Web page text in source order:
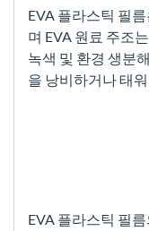
EVA 플라스틱 필
며 EVA 원료 주조
녹색 및 환경 생분
을 낭비하거나 태
EVA 플라스틱 필